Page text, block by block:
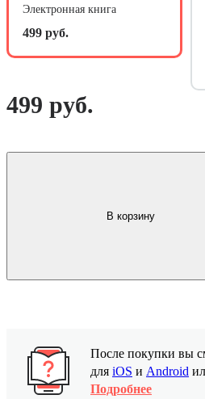
Электронная книга
499 руб.
499 руб.
В корзину
После покупки вы
для iOS и Android
Подробнее